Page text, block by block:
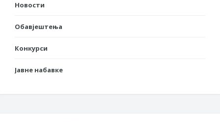
Новости
Обавјештења
Конкурси
Јавне набавке